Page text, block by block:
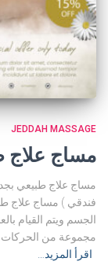
JEDDAH MASSAGE
مساج علاج
مساج علاج طبيعي
فندقي ) مساج علاج
الجسم ويتم القيام
مجموعة من الحركات
اقرأ المزيد…